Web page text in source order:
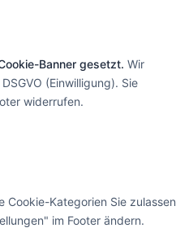
Banner gesetzt. Wir
(Einwilligung). Sie
widerrufen.
Cookie-Kategorien Sie zulassen
im Footer ändern.